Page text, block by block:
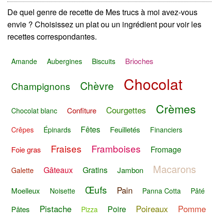
De quel genre de recette de Mes trucs à moi avez-vous
envie ? Choisissez un plat ou un ingrédient pour voir les
recettes correspondantes.
Amande Aubergines Biscuits Brioches
Champignons Chèvre Chocolat
Chocolat blanc Confiture Courgettes Crèmes
Crêpes Épinards Fêtes Feuilletés Financiers
Foie gras Fraises Framboises Fromage
Galette Gâteaux Gratins Jambon Macarons
Moelleux Noisette Œufs Pain Panna Cotta Pâté
Pâtes Pistache Pizza Poire Poireaux Pomme